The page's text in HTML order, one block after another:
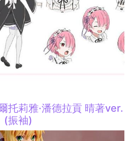
托莉雅·潘德拉貢 晴著ver.
(振袖)